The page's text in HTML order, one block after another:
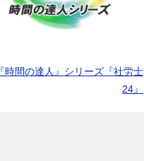
『時間の達人』シリーズ『社労士
24』